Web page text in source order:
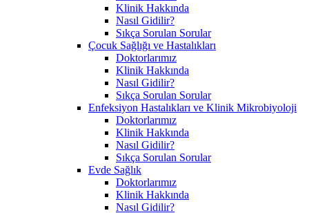
Klinik Hakkında
Nasıl Gidilir?
Sıkça Sorulan Sorular
Çocuk Sağlığı ve Hastalıkları
Doktorlarımız
Klinik Hakkında
Nasıl Gidilir?
Sıkça Sorulan Sorular
Enfeksiyon Hastalıkları ve Klinik Mikrobiyoloji
Doktorlarımız
Klinik Hakkında
Nasıl Gidilir?
Sıkça Sorulan Sorular
Evde Sağlık
Doktorlarımız
Klinik Hakkında
Nasıl Gidilir?